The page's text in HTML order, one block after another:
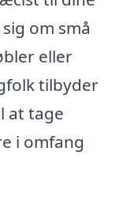
om små
eller
tilbyder
at tage
i omfang